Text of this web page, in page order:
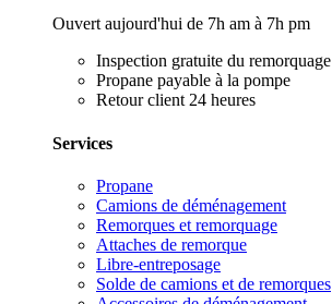
Ouvert aujourd'hui de 7h am à 7h pm
Inspection gratuite du remorquage
Propane payable à la pompe
Retour client 24 heures
Services
Propane
Camions de déménagement
Remorques et remorquage
Attaches de remorque
Libre-entreposage
Solde de camions et de remorques